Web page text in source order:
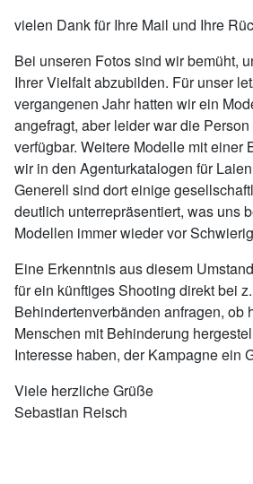
vielen Dank für Ihre Mail und Ihre
Bei unseren Fotos sind wir bemüht,
Ihrer Vielfalt abzubilden. Für unser
vergangenen Jahr hatten wir ein
angefragt, aber leider war die
verfügbar. Weitere Modelle mit einer
wir in den Agenturkatalogen für
Generell sind dort einige
deutlich unterrepräsentiert, was uns
Modellen immer wieder vor
Eine Erkenntnis aus diesem
für ein künftiges Shooting direkt bei
Behindertenverbänden anfragen, ob
Menschen mit Behinderung
Interesse haben, der Kampagne ein
Viele herzliche Grüße
Sebastian Reisch